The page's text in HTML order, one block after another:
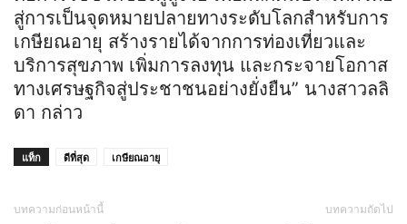
สู่การเป็นจุดหมายปลายทางระดับโลกสำหรับการ
เกษียณอายุ สร้างรายได้จากการท่องเที่ยวและ
บริการสุขภาพ เพิ่มการลงทุน และกระจายโอกาส
ทางเศรษฐกิจสู่ประชาชนอย่างยั่งยืน” นางสาวลลิ
ดา กล่าว
แท็ก ดีที่สุด เกษียณอายุ
บทความก่อนหน้านี้ บทความถัดไป